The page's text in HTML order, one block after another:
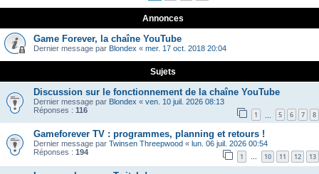
Annonces
Game Forever, la chaîne YouTube
Dernier message par Blondex « mer. 17 oct. 2018 20:04
Sujets
Discussion sur le fonctionnement de la chaîne YouTube
Dernier message par Blondex « ven. 10 juil. 2026 08:13
Réponses : 116 1 5 6 7 8
Gameforever TV : programmes, planning et retours !
Dernier message par Twinsen Threepwood « lun. 06 juil. 2026 00:54
Réponses : 194 1 … 10 11 12 13